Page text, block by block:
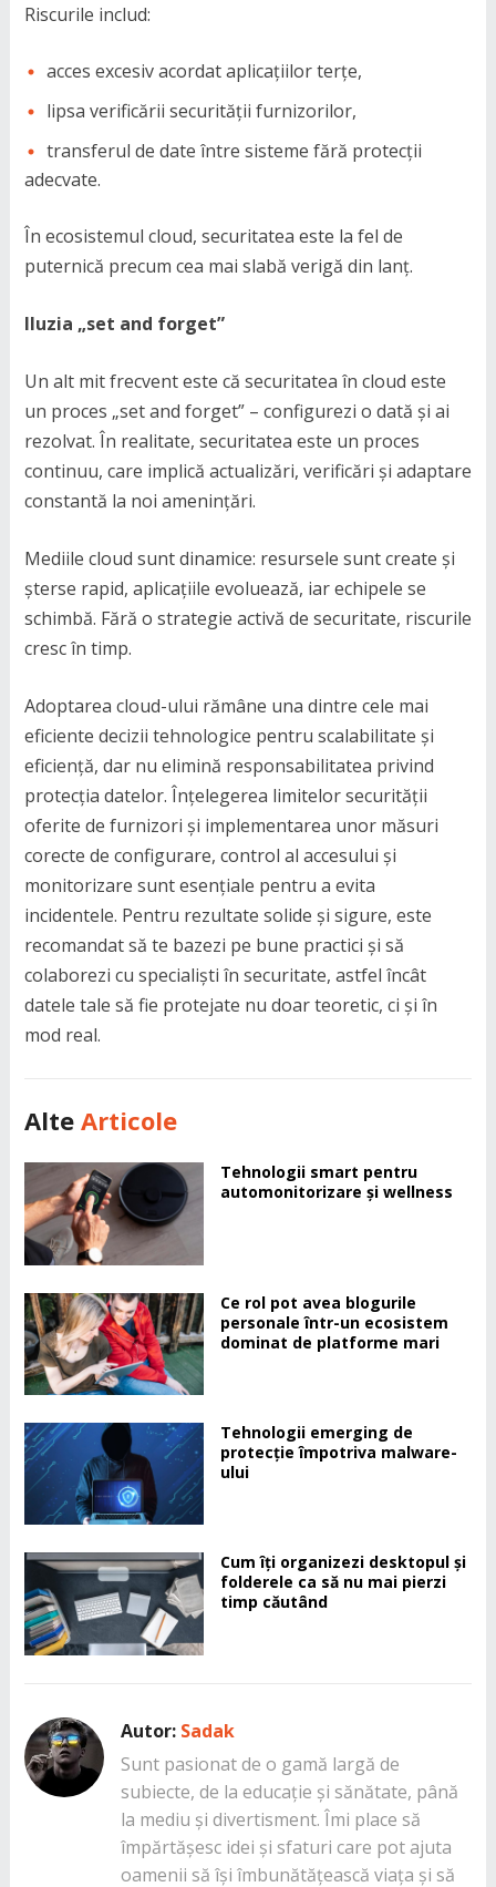
Riscurile includ:
acces excesiv acordat aplicațiilor terțe,
lipsa verificării securității furnizorilor,
transferul de date între sisteme fără protecții
adecvate.
În ecosistemul cloud, securitatea este la fel de
puternică precum cea mai slabă verigă din lanț.
Iluzia „set and forget”
Un alt mit frecvent este că securitatea în cloud este
un proces „set and forget” – configurezi o dată și ai
rezolvat. În realitate, securitatea este un proces
continuu, care implică actualizări, verificări și adaptare
constantă la noi amenințări.
Mediile cloud sunt dinamice: resursele sunt create și
șterse rapid, aplicațiile evoluează, iar echipele se
schimbă. Fără o strategie activă de securitate, riscurile
cresc în timp.
Adoptarea cloud-ului rămâne una dintre cele mai
eficiente decizii tehnologice pentru scalabilitate și
eficiență, dar nu elimină responsabilitatea privind
protecția datelor. Înțelegerea limitelor securității
oferite de furnizori și implementarea unor măsuri
corecte de configurare, control al accesului și
monitorizare sunt esențiale pentru a evita
incidentele. Pentru rezultate solide și sigure, este
recomandat să te bazezi pe bune practici și să
colaborezi cu specialiști în securitate, astfel încât
datele tale să fie protejate nu doar teoretic, ci și în
mod real.
Alte Articole
Tehnologii smart pentru
automonitorizare și wellness
Ce rol pot avea blogurile
personale într-un ecosistem
dominat de platforme mari
Tehnologii emerging de
protecție împotriva malware-
ului
Cum îți organizezi desktopul și
folderele ca să nu mai pierzi
timp căutând
Autor: Sadak
Sunt pasionat de o gamă largă de
subiecte, de la educație și sănătate, până
la mediu și divertisment. Îmi place să
împărtășesc idei și sfaturi care pot ajuta
oamenii să își îmbunătățească viața și să